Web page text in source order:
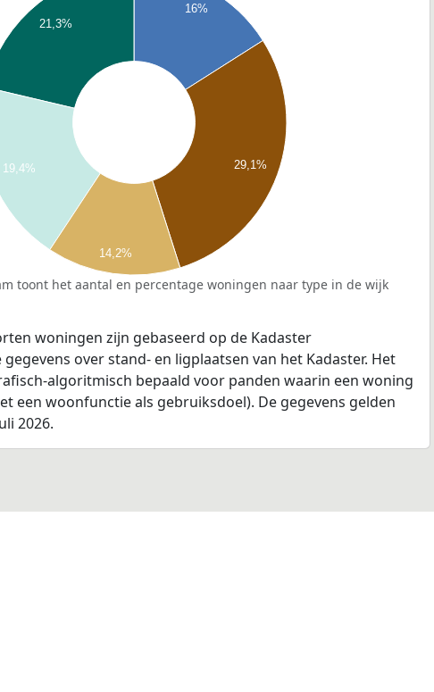
16%
29,1%
21,3%
19,4%
14,2%
toont het aantal en percentage woningen naar type in de wijk
woningen zijn gebaseerd op de Kadaster
over stand- en ligplaatsen van het Kadaster. Het
algoritmisch bepaald voor panden waarin een woning
een woonfunctie als gebruiksdoel). De gegevens gelden
2026.